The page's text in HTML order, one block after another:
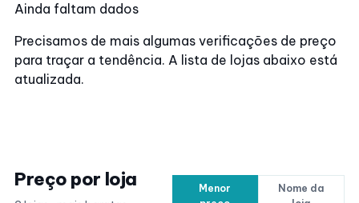
Ainda faltam dados
Precisamos de mais algumas verificações de preço
para traçar a tendência. A lista de lojas abaixo está
atualizada.
Preço por loja
Menor
Nome da